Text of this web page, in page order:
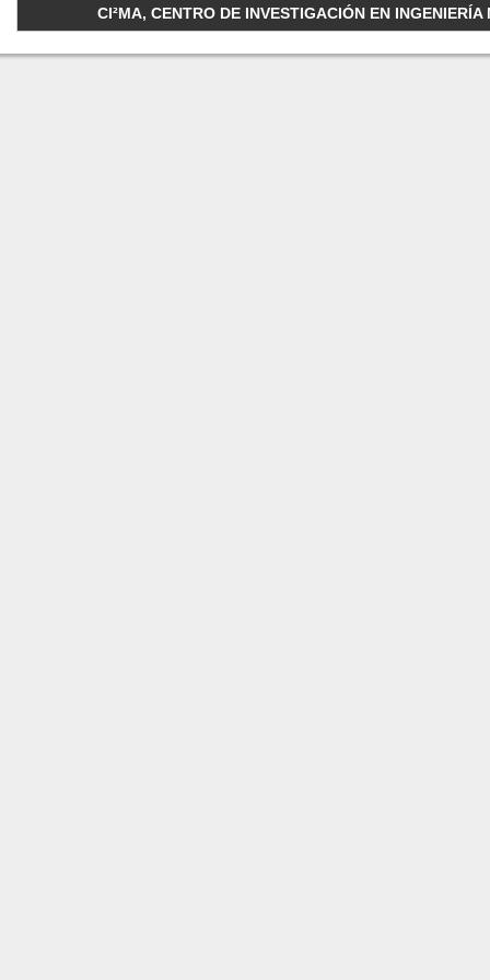
CI²MA, CENTRO DE INVESTIGACIÓN EN